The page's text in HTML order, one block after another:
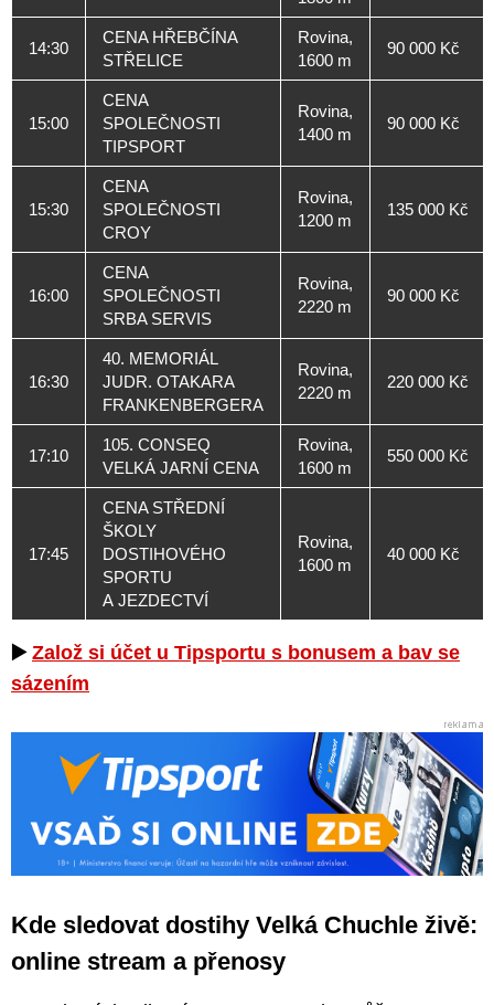
14:30
CENA HŘEBČÍNA
STŘELICE
Rovina,
1600 m
90 000 Kč
15:00
CENA
SPOLEČNOSTI
TIPSPORT
Rovina,
1400 m
90 000 Kč
15:30
CENA
SPOLEČNOSTI
CROY
Rovina,
1200 m
135 000 Kč
16:00
CENA
SPOLEČNOSTI
SRBA SERVIS
Rovina,
2220 m
90 000 Kč
16:30
40. MEMORIÁL
JUDR. OTAKARA
FRANKENBERGERA
Rovina,
2220 m
220 000 Kč
17:10
105. CONSEQ
VELKÁ JARNÍ CENA
Rovina,
1600 m
550 000 Kč
17:45
CENA STŘEDNÍ
ŠKOLY
DOSTIHOVÉHO
SPORTU
A JEZDECTVÍ
Rovina,
1600 m
40 000 Kč
▶️ Založ si účet u Tipsportu s bonusem a bav se
sázením
Kde sledovat dostihy Velká Chuchle živě:
online stream a přenosy